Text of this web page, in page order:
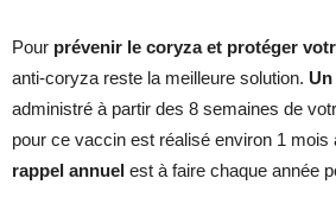
Pour prévenir le coryza et protéger
anti-coryza reste la meilleure solution.
administré à partir des 8 semaines de
pour ce vaccin est réalisé environ 1 mois
rappel annuel est à faire chaque année